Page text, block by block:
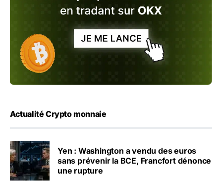
Actualité Crypto monnaie
Yen : Washington a vendu des euros
sans prévenir la BCE, Francfort dénonce
une rupture